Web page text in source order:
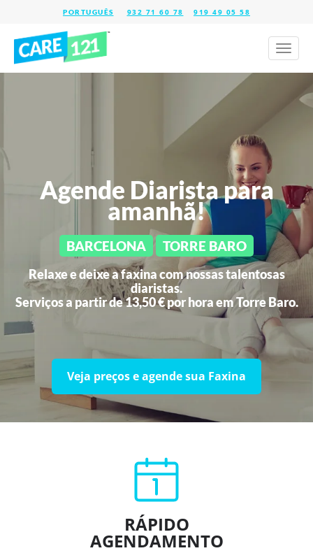
932 71 60 78 919 49 05 58
Toggle
Agende Diarista para
amanhã!
BARCELONA TORRE BARO
Relaxe e deixe a faxina com nossas talentosas
diaristas.
Serviços a partir de 13,50 € por hora emTorre Baro.
Veja preços e agende sua Faxina
RÁPIDO
AGENDAMENTO